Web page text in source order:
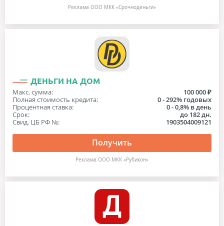
Реклама ООО МКК «Срочноденьги»
ДЕНЬГИ НА ДОМ
Макс. сумма:
100 000 ₽
Полная стоимость кредита:
0 - 292% годовых
Процентная ставка:
0 - 0,8% в день
Срок:
до 182 дн.
Свид. ЦБ РФ №:
1903504009121
Получить
Реклама ООО МКК «Рубикон»